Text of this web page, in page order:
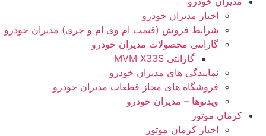
اخبار مدیران خودرو
شرایط فروش (قیمت ام وی ام و چری) مدیران خودرو
گارانتی محصولات مدیران خودرو
گارانتی MVM X33S
نمایندگی های مدیران خودرو
فروشگاه های مجاز قطعات مدیران خودرو
ویدئوها – مدیران خودرو
کرمان موتور
اخبار کرمان موتور